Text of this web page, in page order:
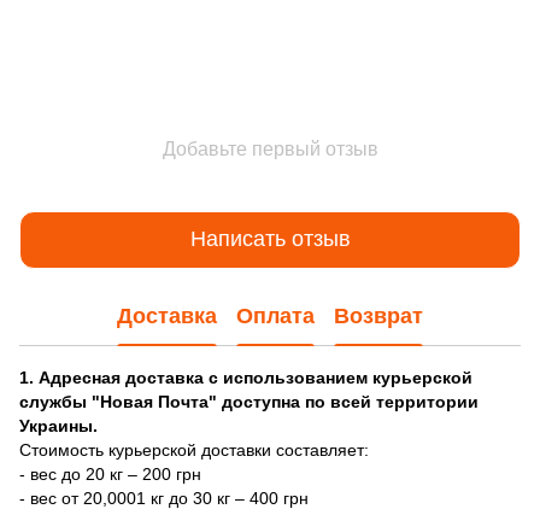
Добавьте первый отзыв
Написать отзыв
Доставка Оплата Возврат
1. Адресная доставка с использованием курьерской
службы "Новая Почта" доступна по всей территории
Украины.
Стоимость курьерской доставки составляет:
- вес до 20 кг – 200 грн
- вес от 20,0001 кг до 30 кг – 400 грн